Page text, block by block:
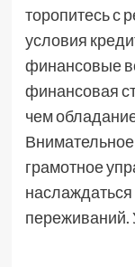
торопитесь с
условия
финансовые
финансовая
чем
грамотное
переживаний.